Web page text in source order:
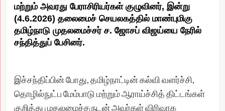
மற்றும் அவரது பேராசிரியர்கள் குழுவினர், இன்று
(4.6.2026) தலைமைச் செயலகத்தில் மாண்புமிகு
தமிழ்நாடு முதலமைச்சர் ச. ஜோசப் விஜய்யை நேரில்
சந்தித்துப் பேசினர்.
இச்சந்திப்பின் போது, தமிழ்நாட்டின் கல்வி வளர்ச்சி,
தொழில்நுட்ப மேம்பாடு மற்றும் ஆராய்ச்சித் திட்டங்கள்
குறித்து முதலமைச்சருடன் அவர்கள் விரிவாக